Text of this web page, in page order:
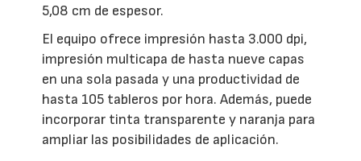
5,08 cm de espesor.
El equipo ofrece impresión hasta 3.000 dpi,
impresión multicapa de hasta nueve capas
en una sola pasada y una productividad de
hasta 105 tableros por hora. Además, puede
incorporar tinta transparente y naranja para
ampliar las posibilidades de aplicación.